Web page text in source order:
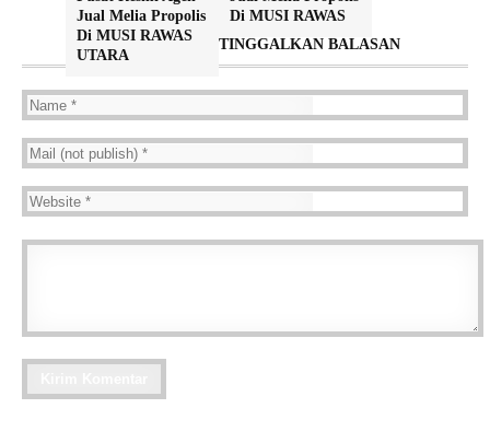
Jual Melia Propolis
Di MUSI RAWAS
UTARA
Di MUSI RAWAS
TINGGALKAN BALASAN